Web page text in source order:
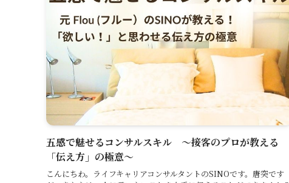
五感で魅せるコンサルスキル ～接客のプロが教える
「伝え方」の極意～
こんにちわ。ライフキャリアコンサルタントのSINOです。唐突です